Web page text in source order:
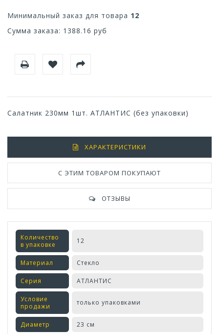
Минимальный заказ для товара 12
Сумма заказа: 1388.16 руб
Салатник 230мм 1шт. АТЛАНТИС (без упаковки)
ХАРАКТЕРИСТИКИ
С ЭТИМ ТОВАРОМ ПОКУПАЮТ
ОТЗЫВЫ
Количество
в упаковке
12
Материал Стекло
Серия АТЛАНТИС
Условие
продажи
только упаковками
Диаметр 23 см